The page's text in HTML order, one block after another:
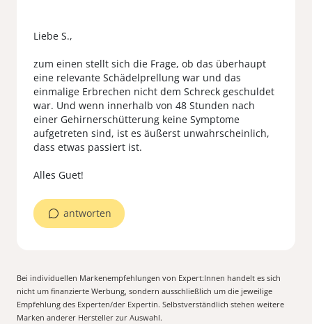
Liebe S.,
zum einen stellt sich die Frage, ob das überhaupt
eine relevante Schädelprellung war und das
einmalige Erbrechen nicht dem Schreck geschuldet
war. Und wenn innerhalb von 48 Stunden nach
einer Gehirnerschütterung keine Symptome
aufgetreten sind, ist es äußerst unwahrscheinlich,
dass etwas passiert ist.
antworten
Bei individuellen Markenempfehlungen von Expert:Innen handelt es sich
nicht um finanzierte Werbung, sondern ausschließlich um die jeweilige
Empfehlung des Experten/der Expertin. Selbstverständlich stehen weitere
Marken anderer Hersteller zur Auswahl.